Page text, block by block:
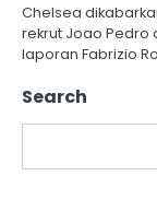
Chelsea
rekrut Joao Pedro
laporan Fabrizio
Search